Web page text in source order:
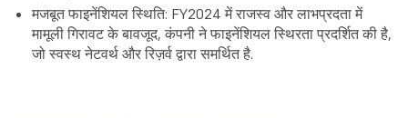
मजबूत फाइनेंशियल स्थिति: FY2024 में राजस्व और लाभप्रदता में
मामूली गिरावट के बावजूद, कंपनी ने फाइनेंशियल स्थिरता प्रदर्शित की है,
जो स्वस्थ नेटवर्थ और रिज़र्व द्वारा समर्थित है.